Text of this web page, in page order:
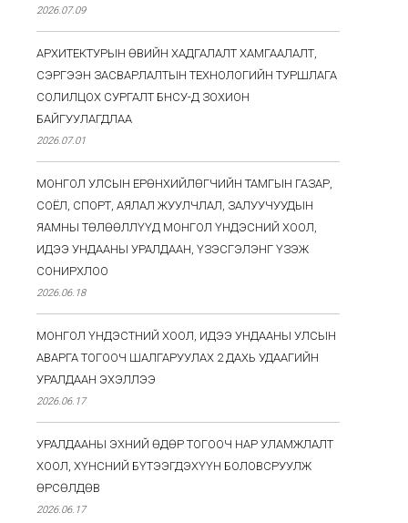
2026.07.09
АРХИТЕКТУРЫН ӨВИЙН ХАДГАЛАЛТ ХАМГААЛАЛТ,
СЭРГЭЭН ЗАСВАРЛАЛТЫН ТЕХНОЛОГИЙН ТУРШЛАГА
СОЛИЛЦОХ СУРГАЛТ БНСУ-Д ЗОХИОН
БАЙГУУЛАГДЛАА
2026.07.01
МОНГОЛ УЛСЫН ЕРӨНХИЙЛӨГЧИЙН ТАМГЫН ГАЗАР,
СОЁЛ, СПОРТ, АЯЛАЛ ЖУУЛЧЛАЛ, ЗАЛУУЧУУДЫН
ЯАМНЫ ТӨЛӨӨЛЛҮҮД МОНГОЛ ҮНДЭСНИЙ ХООЛ,
ИДЭЭ УНДААНЫ УРАЛДААН, ҮЗЭСГЭЛЭНГ ҮЗЭЖ
СОНИРХЛОО
2026.06.18
МОНГОЛ ҮНДЭСТНИЙ ХООЛ, ИДЭЭ УНДААНЫ УЛСЫН
АВАРГА ТОГООЧ ШАЛГАРУУЛАХ 2 ДАХЬ УДААГИЙН
УРАЛДААН ЭХЭЛЛЭЭ
2026.06.17
УРАЛДААНЫ ЭХНИЙ ӨДӨР ТОГООЧ НАР УЛАМЖЛАЛТ
ХООЛ, ХҮНСНИЙ БҮТЭЭГДЭХҮҮН БОЛОВСРУУЛЖ
ӨРСӨЛДӨВ
2026.06.17